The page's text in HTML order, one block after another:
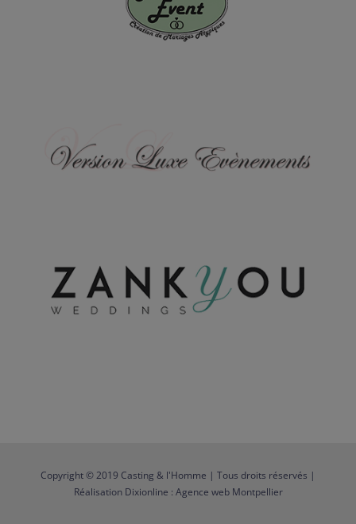
Copyright © 2019 Casting & l'Homme | Tous droits réservés |
Réalisation Dixionline : Agence web Montpellier